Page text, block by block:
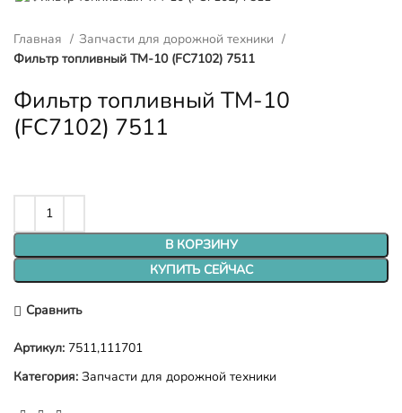
Главная
Запчасти для дорожной техники
Фильтр топливный ТМ-10 (FC7102) 7511
Фильтр топливный ТМ-10
(FC7102) 7511
В КОРЗИНУ
КУПИТЬ СЕЙЧАС
Сравнить
Артикул: 7511,111701
Категория: Запчасти для дорожной техники